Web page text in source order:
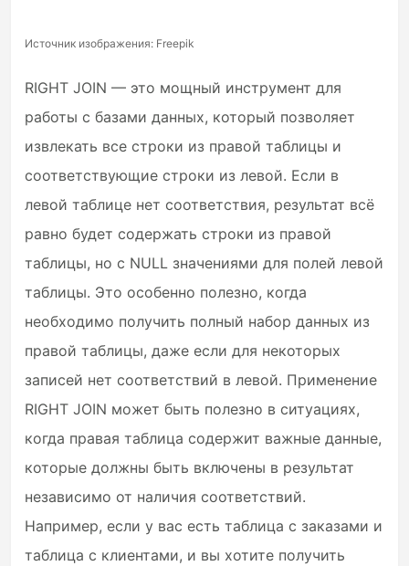
Источник изображения: Freepik
RIGHT JOIN — это мощный инструмент для
работы с базами данных, который позволяет
извлекать все строки из правой таблицы и
соответствующие строки из левой. Если в
левой таблице нет соответствия, результат всё
равно будет содержать строки из правой
таблицы, но с NULL значениями для полей левой
таблицы. Это особенно полезно, когда
необходимо получить полный набор данных из
правой таблицы, даже если для некоторых
записей нет соответствий в левой. Применение
RIGHT JOIN может быть полезно в ситуациях,
когда правая таблица содержит важные данные,
которые должны быть включены в результат
независимо от наличия соответствий.
Например, если у вас есть таблица с заказами и
таблица с клиентами, и вы хотите получить